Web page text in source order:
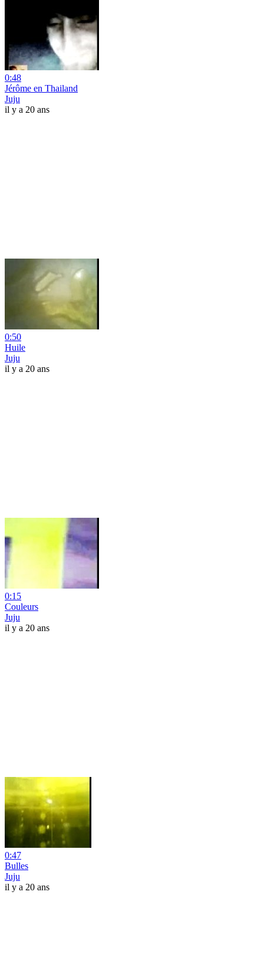
0:48
Jérôme en Thailand
Juju
il y a 20 ans
0:50
Huile
Juju
il y a 20 ans
0:15
Couleurs
Juju
il y a 20 ans
0:47
Bulles
Juju
il y a 20 ans